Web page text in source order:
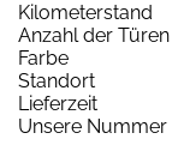
Kilometerstand
Anzahl der Türen
Farbe
Standort
Lieferzeit
Unsere Nummer